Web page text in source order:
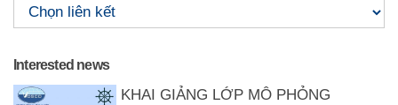
Interested news
KHAI GIẢNG LỚP MÔ PHỎNG